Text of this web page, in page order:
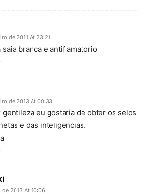
de 2011 At 23:21
saia branca e antiflamatorio
de 2013 At 00:33
gentileza eu gostaria de obter os selos
e das inteligencias.
de 2013 At 10:06